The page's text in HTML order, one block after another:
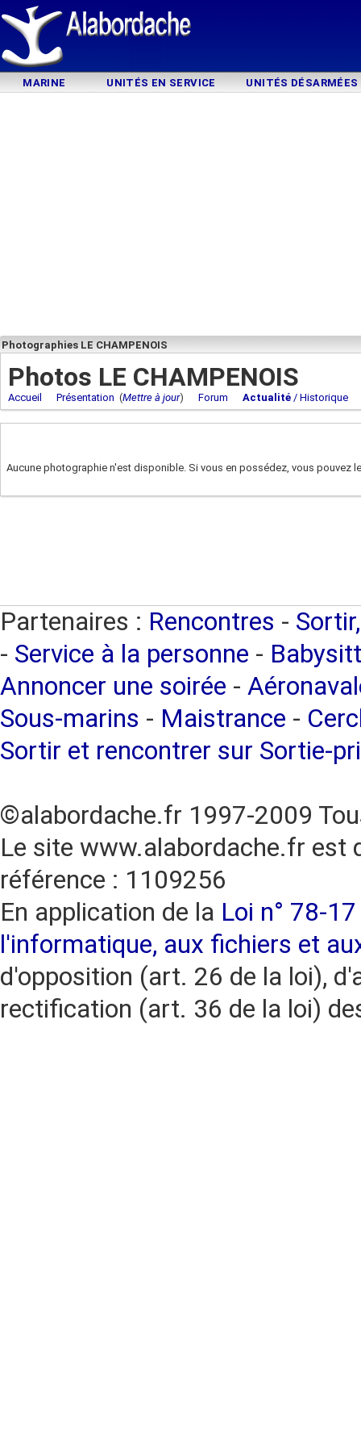
MARINE UNITÉS EN SERVICE UNITÉS DÉSARMÉES
Photographies LE CHAMPENOIS
Photos LE CHAMPENOIS
Accueil Présentation (Mettre à jour) Forum Actualité / Historique
Aucune photographie n'est disponible. Si vous en possédez, vous pouvez
Partenaires : Rencontres -
- Service à la personne -
Annoncer une soirée -
Sous-marins - Maistrance -
Sortir et rencontrer sur Sortie-
©alabordache.fr 1997-2009
Le site www.alabordache.fr est
référence : 1109256
En application de la Loi n° 78-
l'informatique, aux fichiers et
d'opposition (art. 26 de la loi),
rectification (art. 36 de la loi)